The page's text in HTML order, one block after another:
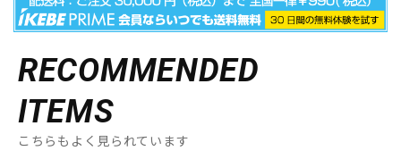
RECOMMENDED
ITEMS
こちらもよく見られています